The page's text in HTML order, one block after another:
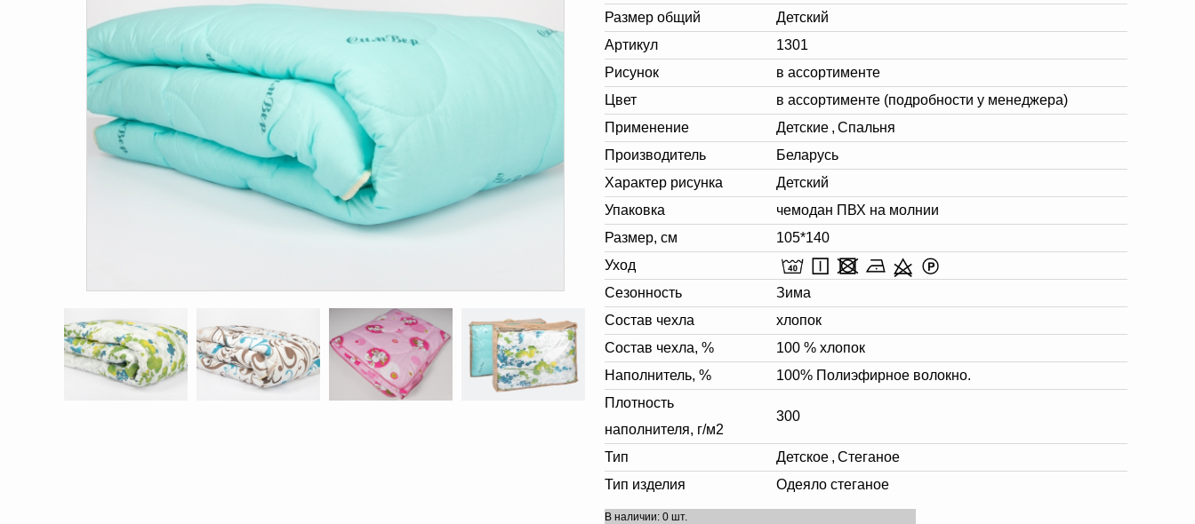
Размер общий
Детский
Артикул
1301
Рисунок
в ассортименте
Цвет
в ассортименте (подробности у менеджера)
Применение
Детские , Спальня
Производитель
Беларусь
Характер рисунка
Детский
Упаковка
чемодан ПВХ на молнии
Размер, см
105*140
Уход
Сезонность
Зима
Состав чехла
хлопок
Состав чехла, %
100 % хлопок
Наполнитель, %
100% Полиэфирное волокно.
Плотность
наполнителя, г/м2
300
Тип Детское , Стеганое
Тип изделия
Одеяло стеганое
В наличии: 0 шт.